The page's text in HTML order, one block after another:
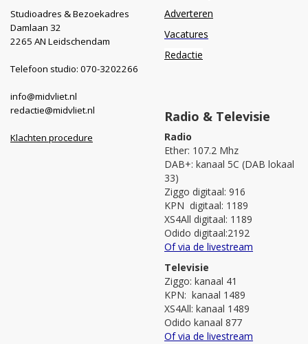
Studioadres & Bezoekadres
Damlaan 32
2265 AN Leidschendam
Telefoon studio: 070-3202266
info@midvliet.nl
redactie@midvliet.nl
Klachten procedure
Adverteren
Vacatures
Redactie
Radio & Televisie
Radio
Ether: 107.2 Mhz
DAB+: kanaal 5C (DAB lokaal
33)
Ziggo digitaal: 916
KPN digitaal: 1189
XS4All digitaal: 1189
Odido digitaal:2192
Of via de livestream
Televisie
Ziggo: kanaal 41
KPN: kanaal 1489
XS4All: kanaal 1489
Odido kanaal 877
Of via de livestream